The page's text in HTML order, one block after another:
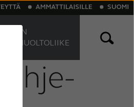
Ladattavat kuulokojeet
AMMATTILAISILLE SUOMI
LÄHIN